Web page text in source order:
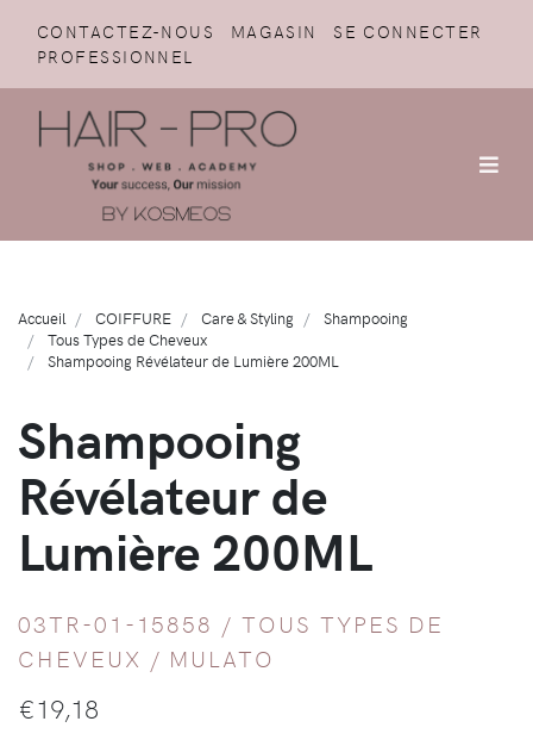
CONTACTEZ-NOUS MAGASIN
SE CONNECTER
PROFESSIONNEL
Accueil COIFFURE Care & Styling
Shampooing
Tous Types de Cheveux
Shampooing Révélateur de Lumière 200ML
Shampooing
Révélateur de
Lumière 200ML
03TR-01-15858 /TOUS TYPES DE
CHEVEUX / MULATO
€19,18